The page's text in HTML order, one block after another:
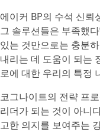
에이커 BP의 수석 신
그 솔루션들은 부족했
있는 것만으로는 충분
내리는 데 도움이 되는
로에 대한 우리의 특정
코그나이트의 전략 프
리더가 되는 것이 아니
고한 의지를 보여주는